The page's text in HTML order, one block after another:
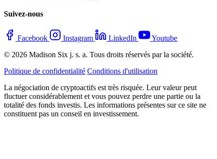
Suivez-nous
Facebook Instagram LinkedIn
Youtube
© 2026 Madison Six j. s. a. Tous droits réservés par la société.
Politique de confidentialité Conditions d'utilisation
La négociation de cryptoactifs est très risquée. Leur valeur peut
fluctuer considérablement et vous pouvez perdre une partie ou la
totalité des fonds investis. Les informations présentes sur ce site ne
constituent pas un conseil en investissement.